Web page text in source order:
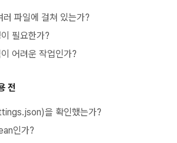
파일에 걸쳐 있는가?
필요한가?
어려운 작업인가?
전
을 확인했는가?
인가?